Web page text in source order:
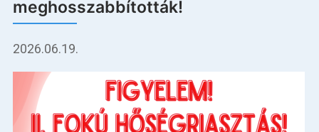
meghosszabbították!
2026.06.19.